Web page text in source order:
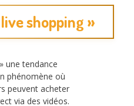
live shopping »
une tendance
phénomène où
peuvent acheter
via des vidéos.